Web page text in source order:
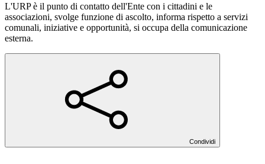
L'URP è il punto di contatto dell'Ente con i cittadini e le
associazioni, svolge funzione di ascolto, informa rispetto a servizi
comunali, iniziative e opportunità, si occupa della comunicazione
esterna.
Condividi